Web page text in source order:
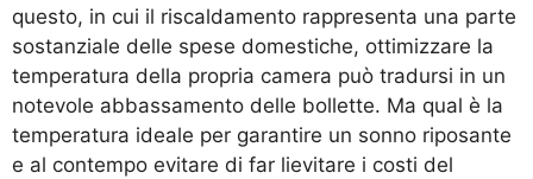
questo, in cui il riscaldamento rappresenta una parte
sostanziale delle spese domestiche, ottimizzare la
temperatura della propria camera può tradursi in un
notevole abbassamento delle bollette. Ma qual è la
temperatura ideale per garantire un sonno riposante
e al contempo evitare di far lievitare i costi del